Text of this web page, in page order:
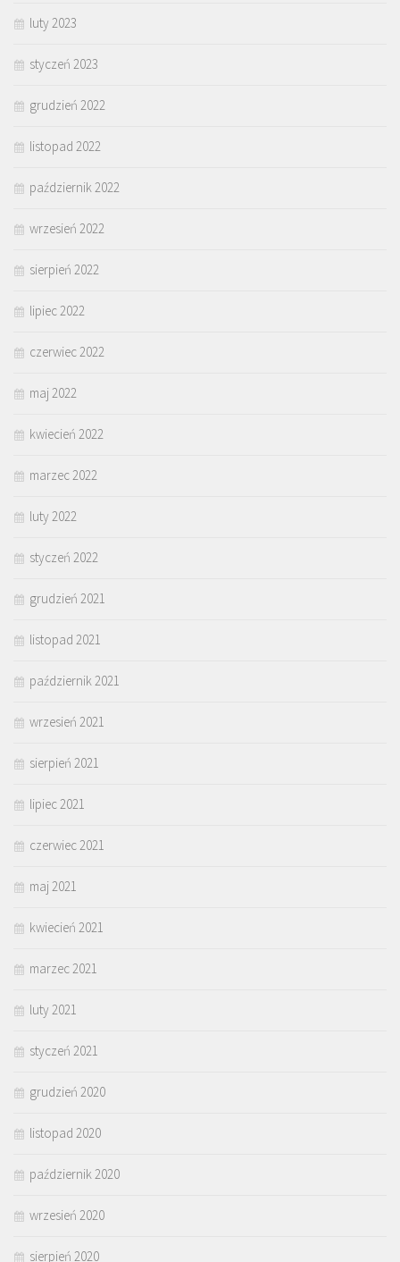
luty 2023
styczeń 2023
grudzień 2022
listopad 2022
październik 2022
wrzesień 2022
sierpień 2022
lipiec 2022
czerwiec 2022
maj 2022
kwiecień 2022
marzec 2022
luty 2022
styczeń 2022
grudzień 2021
listopad 2021
październik 2021
wrzesień 2021
sierpień 2021
lipiec 2021
czerwiec 2021
maj 2021
kwiecień 2021
marzec 2021
luty 2021
styczeń 2021
grudzień 2020
listopad 2020
październik 2020
wrzesień 2020
sierpień 2020